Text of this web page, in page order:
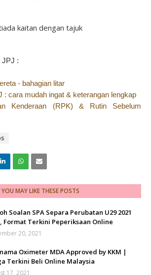
kaitan dengan tajuk
JPJ :
- bahagian litar
: cara mudah ingat & keterangan lengkap
Kenderaan (RPK) & Rutin Sebelum
YOU MAY LIKE THESE POSTS
Soalan SPA Separa Perubatan U29 2021
Format Terkini Peperiksaan Online
20, 2021
Oximeter MDA Approved by KKM |
Terkini Beli Online Malaysia
17, 2021